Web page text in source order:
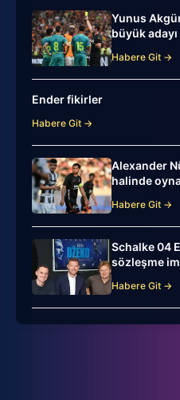
Yunus
büyük
Habere Git →
Ender fikirler
Habere Git →
Alexander
halinde
Habere Git →
Schalke 04
sözleşme
Habere Git →